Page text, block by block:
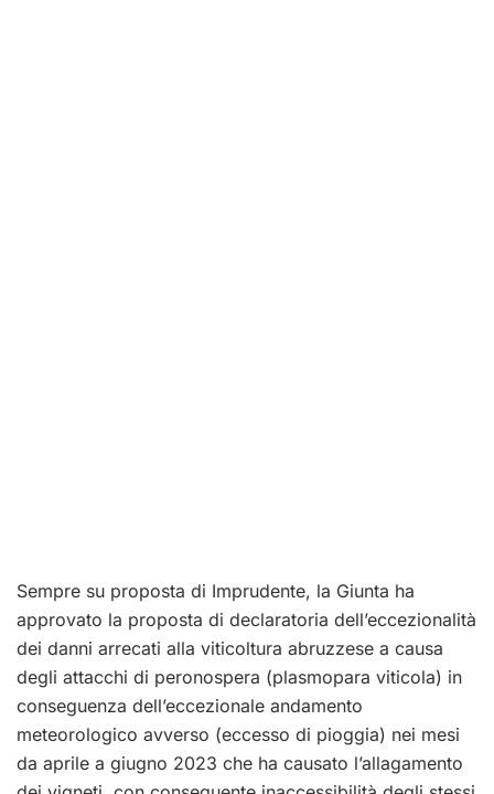
Sempre su proposta di Imprudente, la Giunta ha
approvato la proposta di declaratoria dell’eccezionalità
dei danni arrecati alla viticoltura abruzzese a causa
degli attacchi di peronospera (plasmopara viticola) in
conseguenza dell’eccezionale andamento
meteorologico avverso (eccesso di pioggia) nei mesi
da aprile a giugno 2023 che ha causato l’allagamento